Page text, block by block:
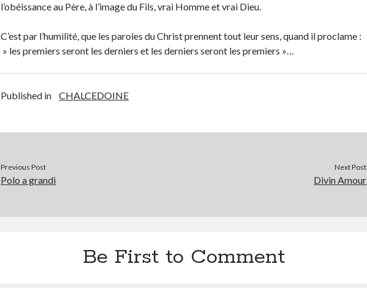
l’obéissance au Père, à l’image du Fils, vrai Homme et vrai Dieu.
C’est par l’humilité, que les paroles du Christ prennent tout leur sens, quand il proclame :
» les premiers seront les derniers et les derniers seront les premiers »…
Published in CHALCEDOINE
Previous Post
Polo a grandi
Next Post
Divin Amour
Be First to Comment